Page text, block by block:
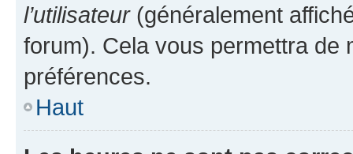
l’utilisateur(généralement
forum). Cela vous permettra de
préférences.
Haut